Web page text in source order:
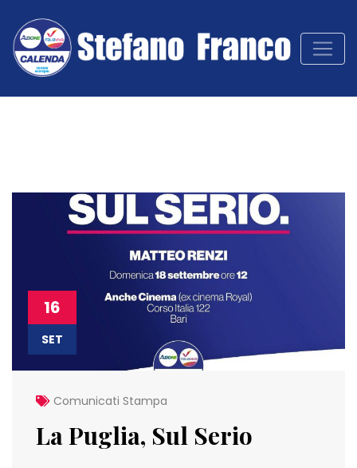
16
SET
Comunicati Stampa
La Puglia, Sul Serio